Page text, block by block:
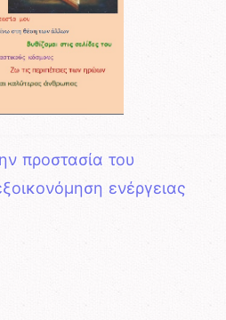
προστασία του
ενέργειας